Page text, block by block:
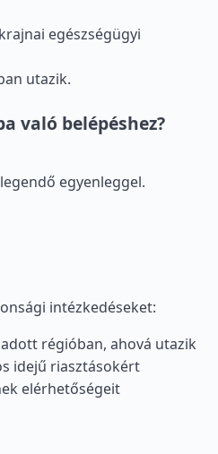
egészségügyi
utazik.
való belépéshez?
egyenleggel.
intézkedéseket:
régióban, ahová utazik
idejű riasztásokért
elérhetőségeit